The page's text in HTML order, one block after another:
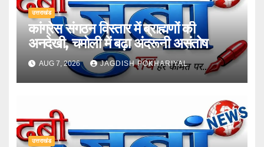
उत्तराखंड
कांग्रेस संगठन विस्तार में ब्राह्मणों की
अनदेखी, चमोली में बढ़ा अंदरूनी असंतोष
AUG 7, 2026 JAGDISH POKHARIYAL
उत्तराखंड